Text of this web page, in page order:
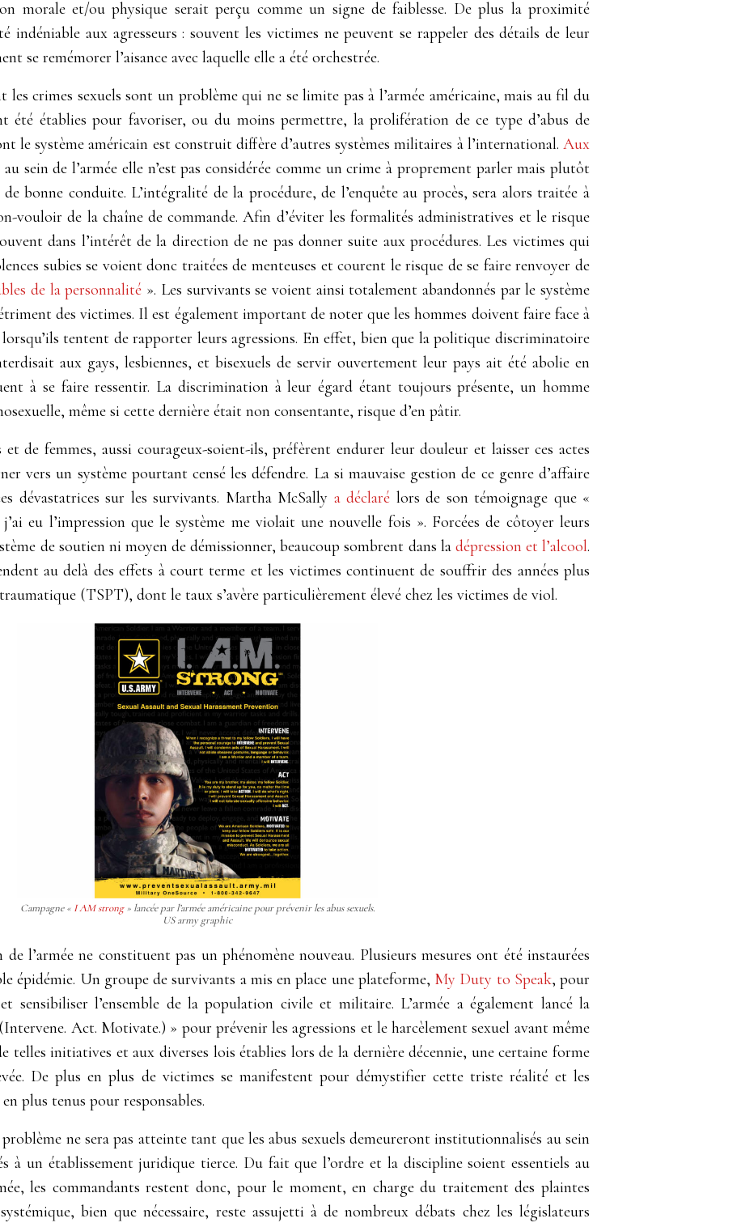
morale et/ou physique serait perçu comme un signe de faiblesse. De plus la proximité
indéniable aux agresseurs : souvent les victimes ne peuvent se rappeler des détails de leur
se remémorer l’aisance avec laquelle elle a été orchestrée.
crimes sexuels sont un problème qui ne se limite pas à l’armée américaine, mais au fil du
été établies pour favoriser, ou du moins permettre, la prolifération de ce type d’abus de
le système américain est construit diffère d’autres systèmes militaires à l’international. Aux
au sein de l’armée elle n’est pas considérée comme un crime à proprement parler mais plutôt
bonne conduite. L’intégralité de la procédure, de l’enquête au procès, sera alors traitée à
vouloir de la chaîne de commande. Afin d’éviter les formalités administratives et le risque
dans l’intérêt de la direction de ne pas donner suite aux procédures. Les victimes qui
subies se voient donc traitées de menteuses et courent le risque de se faire renvoyer de
de la personnalité ». Les survivants se voient ainsi totalement abandonnés par le système
des victimes. Il est également important de noter que les hommes doivent faire face à
tentent de rapporter leurs agressions. En effet, bien que la politique discriminatoire
aux gays, lesbiennes, et bisexuels de servir ouvertement leur pays ait été abolie en
à se faire ressentir. La discrimination à leur égard étant toujours présente, un homme
même si cette dernière était non consentante, risque d’en pâtir.
de femmes, aussi courageux-soient-ils, préfèrent endurer leur douleur et laisser ces actes
vers un système pourtant censé les défendre. La si mauvaise gestion de ce genre d’affaire
dévastatrices sur les survivants. Martha McSally a déclaré lors de son témoignage que «
eu l’impression que le système me violait une nouvelle fois ». Forcées de côtoyer leurs
de soutien ni moyen de démissionner, beaucoup sombrent dans la dépression et l’alcool.
au delà des effets à court terme et les victimes continuent de souffrir des années plus
(TSPT), dont le taux s’avère particulièrement élevé chez les victimes de viol.
Campagne« I AM strong » lancée par l’armée américaine pour prévenir les abus sexuels.
US army graphic
de l’armée ne constituent pas un phénomène nouveau. Plusieurs mesures ont été instaurées
épidémie. Un groupe de survivants a mis en place une plateforme, My Duty to Speak, pour
sensibiliser l’ensemble de la population civile et militaire. L’armée a également lancé la
(Intervene. Act. Motivate.) » pour prévenir les agressions et le harcèlement sexuel avant même
telles initiatives et aux diverses lois établies lors de la dernière décennie, une certaine forme
De plus en plus de victimes se manifestent pour démystifier cette triste réalité et les
plus tenus pour responsables.
ne sera pas atteinte tant que les abus sexuels demeureront institutionnalisés au sein
à un établissement juridique tierce. Du fait que l’ordre et la discipline soient essentiels au
les commandants restent donc, pour le moment, en charge du traitement des plaintes
bien que nécessaire, reste assujetti à de nombreux débats chez les législateurs